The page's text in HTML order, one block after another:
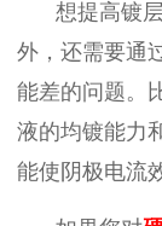
想提高镀
外，还需要通
能差的问题。
液的均镀能力
能使阴极电流